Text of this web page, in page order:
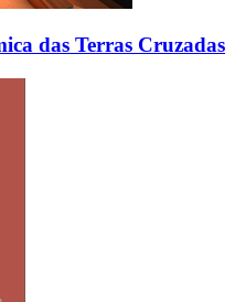
das Terras Cruzadas